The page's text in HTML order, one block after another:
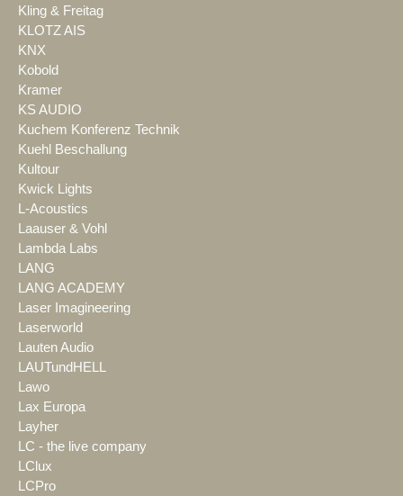
Kling & Freitag
KLOTZ AIS
KNX
Kobold
Kramer
KS AUDIO
Kuchem Konferenz Technik
Kuehl Beschallung
Kultour
Kwick Lights
L-Acoustics
Laauser & Vohl
Lambda Labs
LANG
LANG ACADEMY
Laser Imagineering
Laserworld
Lauten Audio
LAUTundHELL
Lawo
Lax Europa
Layher
LC - the live company
LClux
LCPro